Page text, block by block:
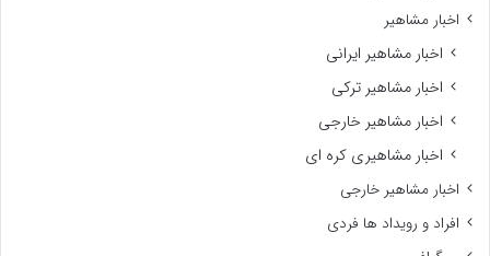
اخبار مشاهیر
اخبار مشاهیر ایرانی
اخبار مشاهیر ترکی
اخبار مشاهیر خارجی
اخبار مشاهیری کره ای
اخبار مشاهیر خارجی
افراد و رویداد ها فردی